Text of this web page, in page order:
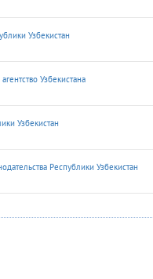
Узбекистан
Узбекистана
Узбекистан
Республики Узбекистан